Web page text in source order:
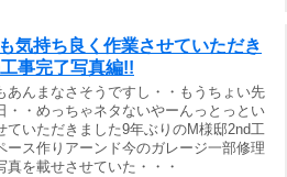
気持ち良く作業させていただき
事完了写真編!!
あんまなさそうですし・・もうちょい先
・・めっちゃネタないやーんっとっとい
ていただきました9年ぶりのM様邸2nd工
ース作りアーンド今のガレージ一部修理
を載せさせていた・・・